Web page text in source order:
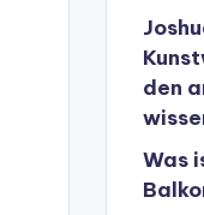
den
Was